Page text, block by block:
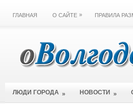
ГЛАВНАЯ О САЙТЕ » ПРАВИЛА
ЛЮДИ ГОРОДА » НОВОСТИ »